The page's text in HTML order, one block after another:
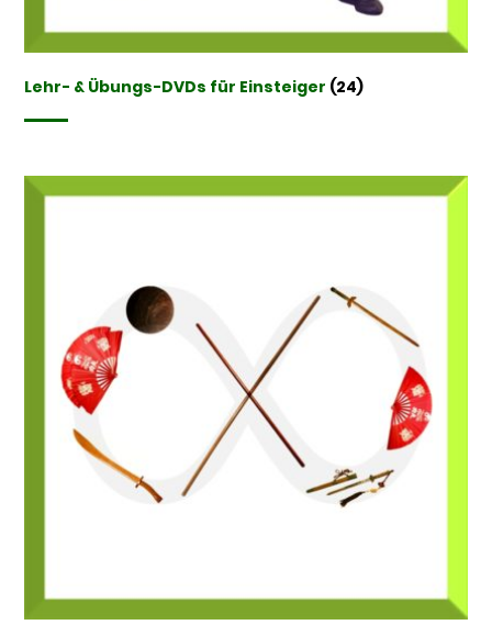
Lehr- & Übungs-DVDs für Einsteiger (24)